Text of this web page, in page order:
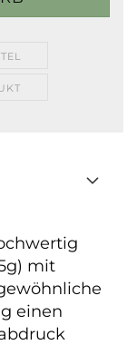
mit
einen